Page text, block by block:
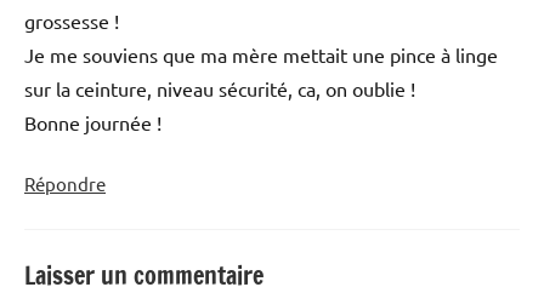
grossesse !
Je me souviens que ma mère mettait une pince à linge
sur la ceinture, niveau sécurité, ca, on oublie !
Bonne journée !
Répondre
Laisser un commentaire